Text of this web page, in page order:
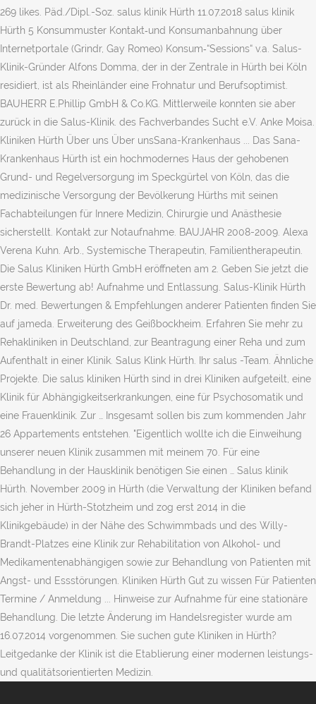
269 likes. Päd./Dipl.-Soz. salus klinik Hürth 11.07.2018 salus klinik
Hürth 5 Konsummuster Kontakt‐und Konsumanbahnung über
Internetportale (Grindr, Gay Romeo) Konsum‐“Sessions“ v.a. Salus-
Klinik-Gründer Alfons Domma, der in der Zentrale in Hürth bei Köln
residiert, ist als Rheinländer eine Frohnatur und Berufsoptimist.
BAUHERR E.Phillip GmbH & Co.KG. Mittlerweile konnten sie aber
zurück in die Salus-Klinik. des Fachverbandes Sucht e.V. Anke Moisa.
Kliniken Hürth Über uns Über unsSana-Krankenhaus ... Das Sana-
Krankenhaus Hürth ist ein hochmodernes Haus der gehobenen
Grund- und Regelversorgung im Speckgürtel von Köln, das die
medizinische Versorgung der Bevölkerung Hürths mit seinen
Fachabteilungen für Innere Medizin, Chirurgie und Anästhesie
sicherstellt. Kontakt zur Notaufnahme. BAUJAHR 2008-2009. Alexa
Verena Kuhn. Arb., Systemische Therapeutin, Familientherapeutin.
Die Salus Kliniken Hürth GmbH eröffneten am 2. Geben Sie jetzt die
erste Bewertung ab! Aufnahme und Entlassung. Salus-Klinik Hürth
Dr. med. Bewertungen & Empfehlungen anderer Patienten finden Sie
auf jameda. Erweiterung des Geißbockheim. Erfahren Sie mehr zu
Rehakliniken in Deutschland, zur Beantragung einer Reha und zum
Aufenthalt in einer Klinik. Salus Klink Hürth. Ihr salus -Team. Ähnliche
Projekte. Die salus kliniken Hürth sind in drei Kliniken aufgeteilt, eine
Klinik für Abhängigkeitserkrankungen, eine für Psychosomatik und
eine Frauenklinik. Zur … Insgesamt sollen bis zum kommenden Jahr
26 Appartements entstehen. "Eigentlich wollte ich die Einweihung
unserer neuen Klinik zusammen mit meinem 70. Für eine
Behandlung in der Hausklinik benötigen Sie einen … Salus klinik
Hürth. November 2009 in Hürth (die Verwaltung der Kliniken befand
sich jeher in Hürth-Stotzheim und zog erst 2014 in die
Klinikgebäude) in der Nähe des Schwimmbads und des Willy-
Brandt-Platzes eine Klinik zur Rehabilitation von Alkohol- und
Medikamentenabhängigen sowie zur Behandlung von Patienten mit
Angst- und Essstörungen. Kliniken Hürth Gut zu wissen Für Patienten
Termine / Anmeldung ... Hinweise zur Aufnahme für eine stationäre
Behandlung. Die letzte Änderung im Handelsregister wurde am
16.07.2014 vorgenommen. Sie suchen gute Kliniken in Hürth?
Leitgedanke der Klinik ist die Etablierung einer modernen leistungs-
und qualitätsorientierten Medizin.